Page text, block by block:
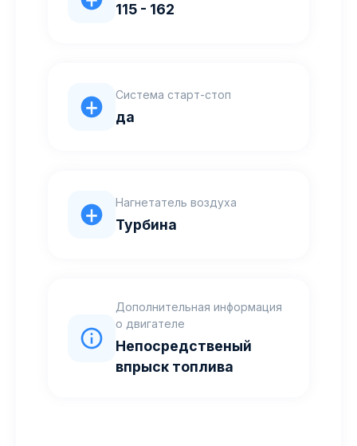
115 - 162
Система старт-стоп
да
Нагнетатель воздуха
Турбина
Дополнительная информация
о двигателе
Непосредственый
впрыск топлива